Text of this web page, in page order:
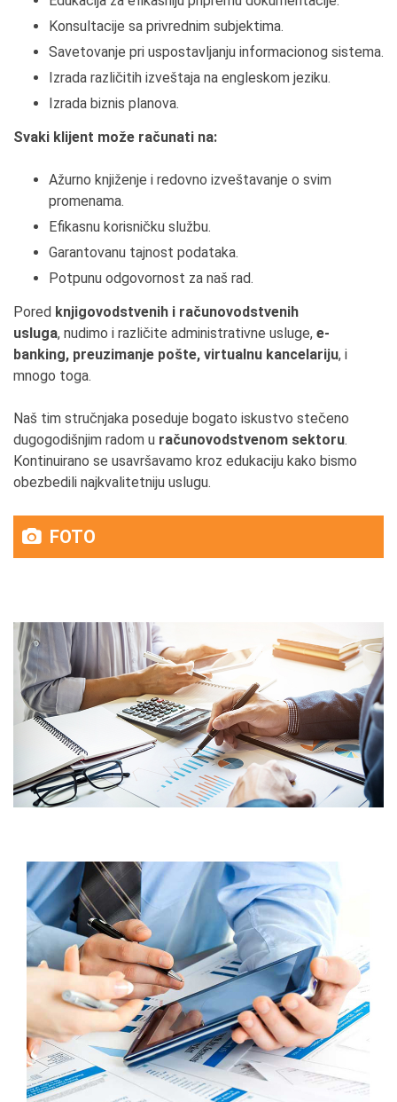
Konsultacije sa privrednim subjektima.
Savetovanje pri uspostavljanju informacionog sistema.
Izrada različitih izveštaja na engleskom jeziku.
Izrada biznis planova.
Svaki klijent može računati na:
Ažurno knjiženje i redovno izveštavanje o svim
promenama.
Efikasnu korisničku službu.
Garantovanu tajnost podataka.
Potpunu odgovornost za naš rad.
Pored knjigovodstvenih i računovodstvenih
usluga, nudimo i različite administrativne usluge, e-
banking, preuzimanje pošte, virtualnu kancelariju, i
mnogo toga.
Naš tim stručnjaka poseduje bogato iskustvo stečeno
dugogodišnjim radom u računovodstvenom sektoru.
Kontinuirano se usavršavamo kroz edukaciju kako bismo
obezbedili najkvalitetniju uslugu.
FOTO